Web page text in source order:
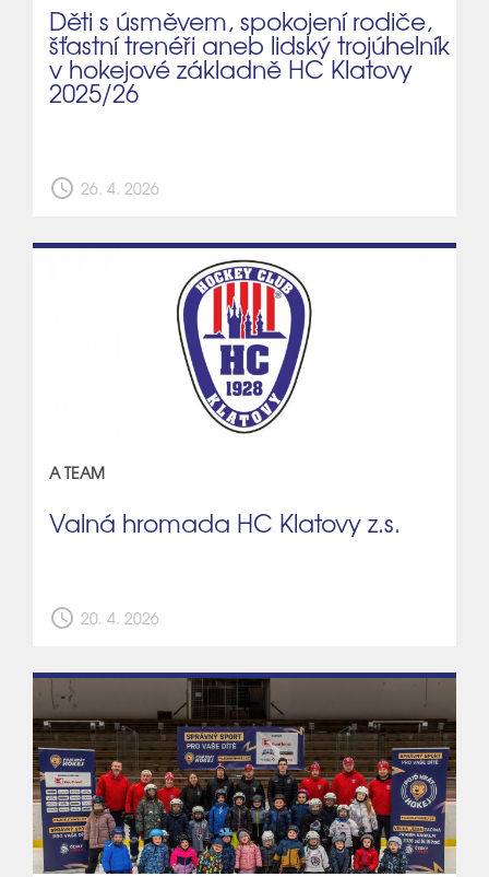
Děti s úsměvem, spokojení rodiče,
šťastní trenéři aneb lidský trojúhelník
v hokejové základně HC Klatovy
2025/26
schedule 26. 4. 2026
A TEAM
Valná hromada HC Klatovy z.s.
schedule 20. 4. 2026